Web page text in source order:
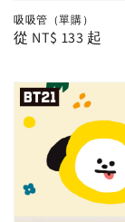
吸吸管（單購）
Regular
從 NT$ 133 起